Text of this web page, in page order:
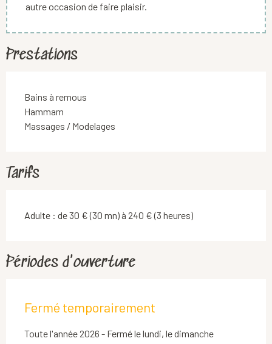
autre occasion de faire plaisir.
Prestations
Bains à remous
Hammam
Massages / Modelages
Tarifs
Adulte : de 30 € (30 mn) à 240 € (3 heures)
Périodes d'ouverture
Fermé temporairement
Toute l'année 2026 - Fermé le lundi, le dimanche